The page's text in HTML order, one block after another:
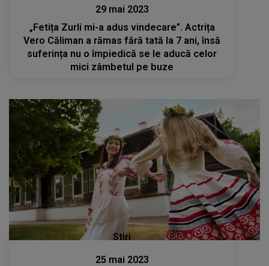
29 mai 2023
„Fetița Zurli mi-a adus vindecare”. Actrița
Vero Căliman a rămas fără tată la 7 ani, însă
suferința nu o împiedică se le aducă celor
mici zâmbetul pe buze
Stiri
25 mai 2023